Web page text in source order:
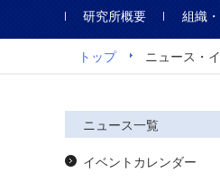
研究所概要 組織
トップ ニュース・
ニュース一覧
イベントカレンダー